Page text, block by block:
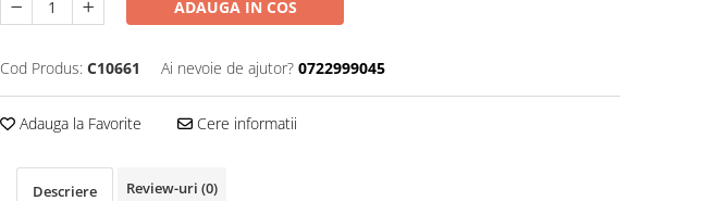
ADAUGA IN COS
Cod Produs: C10661 Ai nevoie de ajutor? 0722999045
Adauga la Favorite Cere informatii
Descriere Review-uri (0)